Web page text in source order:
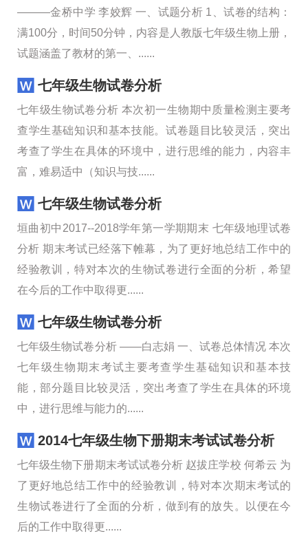
———金桥中学 李姣辉 一、试题分析 1、试卷的结构：
满100分，时间50分钟，内容是人教版七年级生物上册，
试题涵盖了教材的第一、......
七年级生物试卷分析
七年级生物试卷分析 本次初一生物期中质量检测主要考
查学生基础知识和基本技能。试卷题目比较灵活，突出
考查了学生在具体的环境中，进行思维的能力，内容丰
富，难易适中（知识与技......
七年级生物试卷分析
垣曲初中2017--2018学年第一学期期末 七年级地理试卷
分析 期末考试已经落下帷幕，为了更好地总结工作中的
经验教训，特对本次的生物试卷进行全面的分析，希望
在今后的工作中取得更......
七年级生物试卷分析
七年级生物试卷分析 ——白志娟 一、试卷总体情况 本次
七年级生物期末考试主要考查学生基础知识和基本技
能，部分题目比较灵活，突出考查了学生在具体的环境
中，进行思维与能力的......
2014七年级生物下册期末考试试卷分析
七年级生物下册期末考试试卷分析 赵拔庄学校 何希云 为
了更好地总结工作中的经验教训，特对本次期末考试的
生物试卷进行了全面的分析，做到有的放失。以便在今
后的工作中取得更......